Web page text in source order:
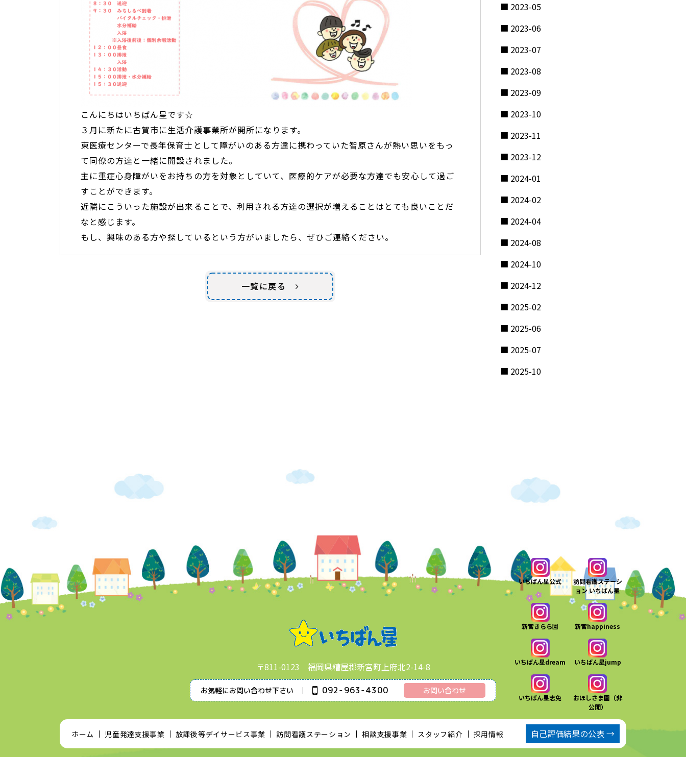
こんにちはいちばん星です☆
３月に新たに古賀市に生活介護事業所が開所になります。
東医療センターで長年保育士として障がいのある方達に携わっていた智原さんが熱い思いをもっ
て同僚の方達と一緒に開設されました。
主に重症心身障がいをお持ちの方を対象としていて、医療的ケアが必要な方達でも安心して過ご
すことができます。
近隣にこういった施設が出来ることで、利用される方達の選択が増えることはとても良いことだ
なと感じます。
もし、興味のある方や探しているという方がいましたら、ぜひご連絡ください。
一覧に戻る
2023-05
2023-06
2023-07
2023-08
2023-09
2023-10
2023-11
2023-12
2024-01
2024-02
2024-04
2024-08
2024-10
2024-12
2025-02
2025-06
2025-07
2025-10
〒811-0123 福岡県糟屋郡新宮町上府北2-14-8
お気軽にお問い合わせ下さい 092-963-4300 お問い合わせ
いちばん星公式
訪問看護ステーシ
ョン いちばん星
新宮きらら園 新宮happiness
いちばん星dream いちばん星jump
いちばん星志免
おほしさま園（非
公開）
ホーム 児童発達支援事業 放課後等デイサービス事業 訪問看護ステーション 相談支援事業 スタッフ紹介 採用情報 自己評価結果の公表 →